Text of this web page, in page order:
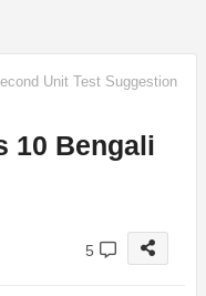
Second Unit Test Suggestion
10 Bengali
5